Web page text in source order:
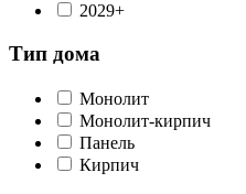
2029+
Тип дома
Монолит
Монолит-кирпич
Панель
Кирпич